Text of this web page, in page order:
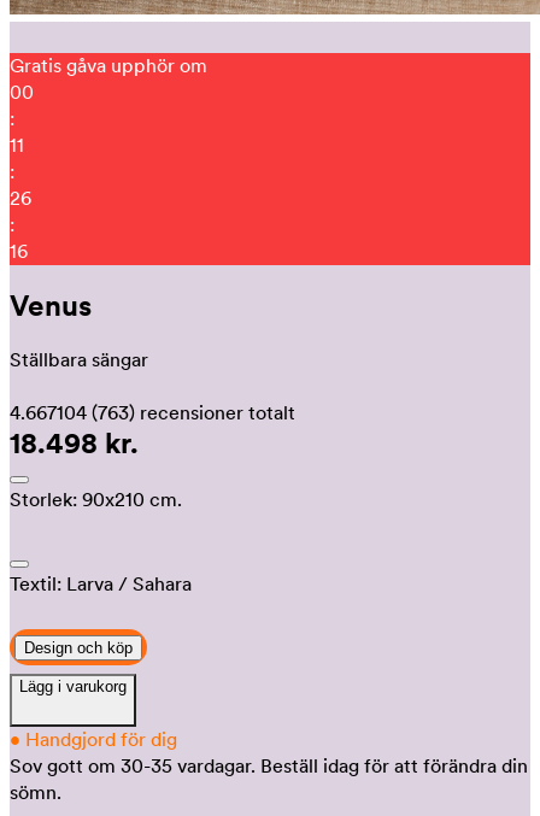
Gratis gåva upphör om
00
:
11
:
26
:
05
Venus
Ställbara sängar
4.667104 (763) recensioner totalt
18.498 kr.
Storlek: 90x210 cm.
Textil: Larva / Sahara
Design och köp
Lägg i varukorg
• Handgjord för dig
Sov gott om 30-35 vardagar. Beställ idag för att förändra din
sömn.